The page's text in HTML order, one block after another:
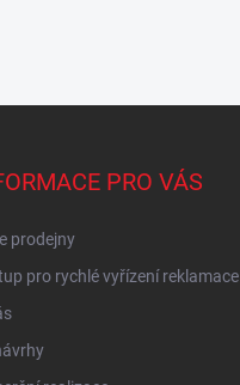
PRO VÁS
prodejny
pro rychlé vyřízení reklamace